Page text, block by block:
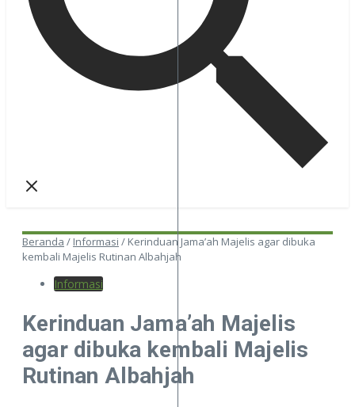
Beranda / Informasi / Kerinduan Jama’ah Majelis agar dibuka
kembali Majelis Rutinan Albahjah
Informasi
Kerinduan Jama’ah Majelis
agar dibuka kembali Majelis
Rutinan Albahjah